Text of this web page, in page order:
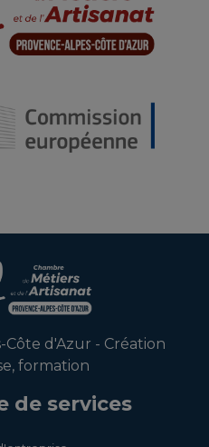
Côte d'Azur - Création
formation
de services